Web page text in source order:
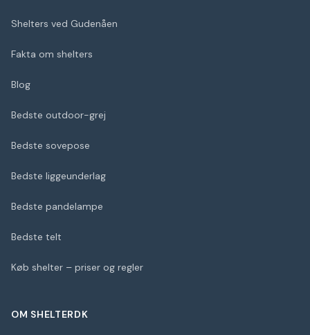
Shelters ved Gudenåen
Fakta om shelters
Blog
Bedste outdoor-grej
Bedste sovepose
Bedste liggeunderlag
Bedste pandelampe
Bedste telt
Køb shelter – priser og regler
OM SHELTERDK